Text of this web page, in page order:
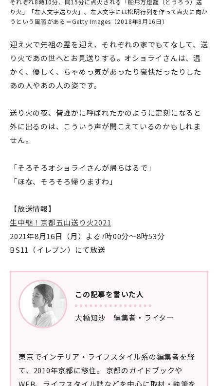
それぞれ8時10分、同15分に点火される「船形万燈籠（とうろう）送
り火」「左大文字送り火」。左大文字には松明行列を作って点火に向か
うという風習がある＝Getty Images（2018年8月16日）
迎え火で先祖の霊を迎え、それぞれの家でもてなして、送
り火であの世へとお見送りする。オショライさんは、温
かく、優しく、ちゃめっ気があったり豪快だったりした
あの人やあの人の姿です。
送り火の夜、皆誰かに呼ばれたかのように定刻になると
外に出るのは、こういう声が聞こえているのかもしれま
せん。
「そろそろオショライさんが帰らはるで」
「ほな、そろそろ帰りますわ」
【放送情報】
生中継！京都五山送り火2021
2021年8月16日（月）よる7時00分～8時53分
BS11（イレブン）にて放送
この記事を書いた人
大橋知沙 編集者・ライター
東京でインテリア・ライフスタイル系の編集者を経
て、2010年京都に移住。 京都のガイドブックや
WEB、ライフスタイル誌などを中心に取材・執筆を